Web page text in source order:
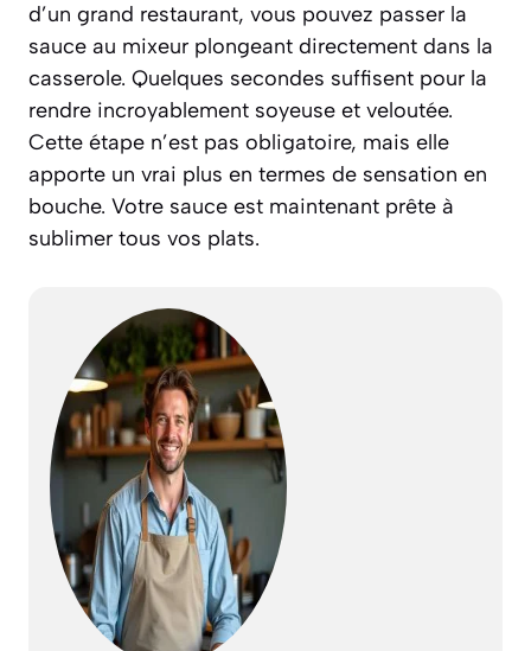
d’un grand restaurant, vous pouvez passer la
sauce au mixeur plongeant directement dans la
casserole. Quelques secondes suffisent pour la
rendre incroyablement soyeuse et veloutée.
Cette étape n’est pas obligatoire, mais elle
apporte un vrai plus en termes de sensation en
bouche. Votre sauce est maintenant prête à
sublimer tous vos plats.